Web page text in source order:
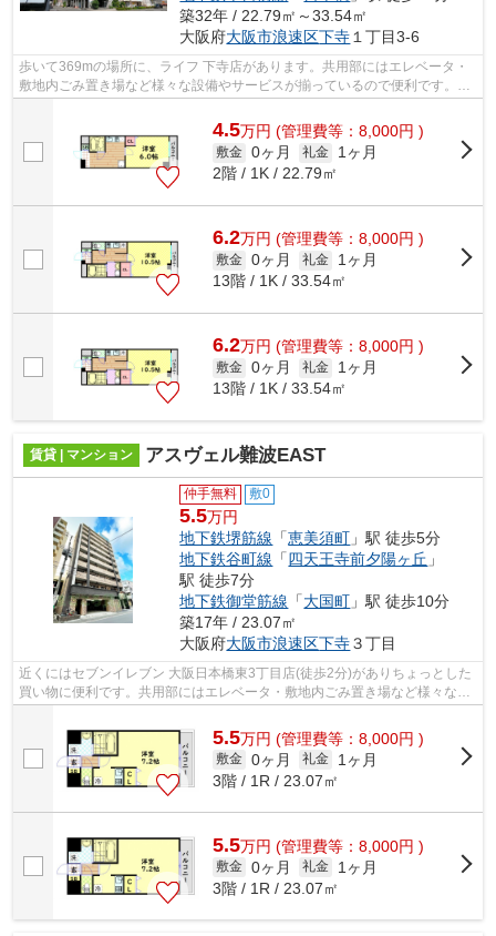
築32年 / 22.79㎡～33.54㎡
大阪府大阪市浪速区下寺 １丁目3-6
歩いて369mの場所に、ライフ 下寺店があります。共用部にはエレベータ・
敷地内ごみ置き場など様々な設備やサービスが揃っているので便利です。こ
ちらの物件はマンションです。行く先に...
4.5万円 (管理費等：8,000円 )
敷金 0ヶ月 礼金
1ヶ月
2階 / 1K / 22.79㎡
6.2万円 (管理費等：8,000円 )
敷金 0ヶ月 礼金
1ヶ月
13階 / 1K / 33.54㎡
6.2万円 (管理費等：8,000円 )
敷金 0ヶ月 礼金
1ヶ月
13階 / 1K / 33.54㎡
賃貸 | マンション アスヴェル難波EAST
仲手無料 敷0
5.5万円
地下鉄堺筋線 「恵美須町 」駅 徒歩5分
地下鉄谷町線 「四天王寺前夕陽ヶ丘 」
駅 徒歩7分
地下鉄御堂筋線 「大国町 」駅 徒歩10分
築17年 / 23.07㎡
大阪府大阪市浪速区下寺３丁目
近くにはセブンイレブン 大阪日本橋東3丁目店(徒歩2分)がありちょっとした
買い物に便利です。共用部にはエレベータ・敷地内ごみ置き場など様々な設
5.5万円 (管理費等：8,000円 )
敷金 0ヶ月 礼金
1ヶ月
3階 / 1R / 23.07㎡
5.5万円 (管理費等：8,000円 )
敷金 0ヶ月 礼金
1ヶ月
3階 / 1R / 23.07㎡